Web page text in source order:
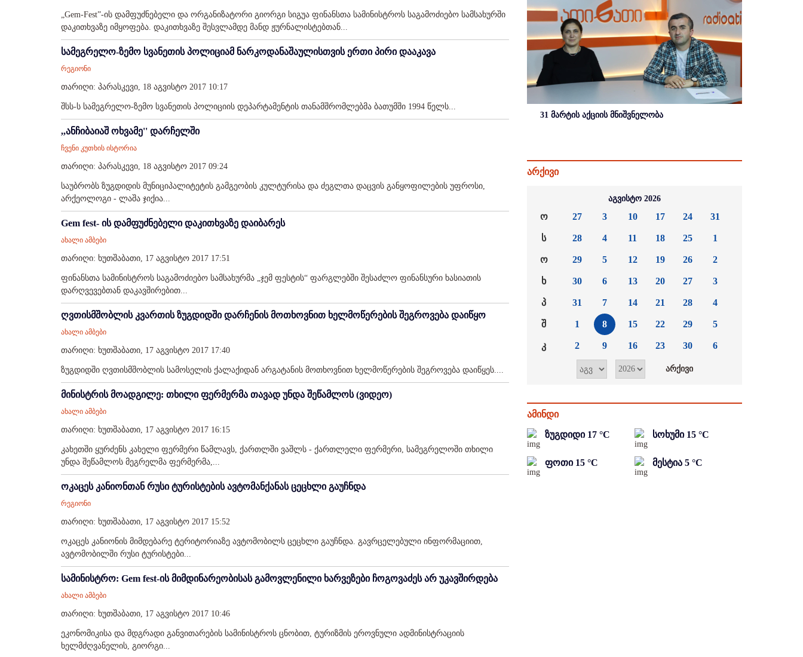
„Gem-Fest”-ის დამფუძნებელი და ორგანიზატორი გიორგი სიგუა ფინანსთა სამინისტროს საგამოძიებო სამსახურში
დაკითხვაზე იმყოფება. დაკითხვაზე შესვლამდე მანდ ჟურნალისტებთან...
სამეგრელო-ზემო სვანეთის პოლიციამ ნარკოდანაშაულისთვის ერთი პირი დააკავა
რეგიონი
თარიღი: პარასკევი, 18 აგვისტო 2017 10:17
შსს-ს სამეგრელო-ზემო სვანეთის პოლიციის დეპარტამენტის თანამშრომლებმა ბათუმში 1994 წელს...
,,ანჩიბაიაშ ოხვამე'' დარჩელში
ჩვენი კუთხის ისტორია
თარიღი: პარასკევი, 18 აგვისტო 2017 09:24
საუბრობს ზუგდიდის მუნიციპალიტეტის გამგეობის კულტურისა და ძეგლთა დაცვის განყოფილების უფროსი,
არქეოლოგი - ლაშა ჯიქია...
Gem fest- ის დამფუძნებელი დაკითხვაზე დაიბარეს
ახალი ამბები
თარიღი: ხუთშაბათი, 17 აგვისტო 2017 17:51
ფინანსთა სამინისტროს საგამოძიებო სამსახურმა „ჯემ ფესტის“ ფარგლებში შესაძლო ფინანსური ხასიათის
დარღვევებთან დაკავშირებით...
ღვთისმშობლის კვართის ზუგდიდში დარჩენის მოთხოვნით ხელმოწერების შეგროვება დაიწყო
ახალი ამბები
თარიღი: ხუთშაბათი, 17 აგვისტო 2017 17:40
ზუგდიდში ღვთისმშობლის სამოსელის ქალაქიდან არგატანის მოთხოვნით ხელმოწერების შეგროვება დაიწყეს....
მინისტრის მოადგილე: თხილი ფერმერმა თავად უნდა შეწამლოს (ვიდეო)
ახალი ამბები
თარიღი: ხუთშაბათი, 17 აგვისტო 2017 16:15
კახეთში ყურძენს კახელი ფერმერი წამლავს, ქართლში ვაშლს - ქართლელი ფერმერი, სამეგრელოში თხილი
უნდა შეწამლოს მეგრელმა ფერმერმა,...
ოკაცეს კანიონთან რუსი ტურისტების ავტომანქანას ცეცხლი გაუჩნდა
რეგიონი
თარიღი: ხუთშაბათი, 17 აგვისტო 2017 15:52
ოკაცეს კანიონის მიმდებარე ტერიტორიაზე ავტომობილს ცეცხლი გაუჩნდა. გავრცელებული ინფორმაციით,
ავტომობილში რუსი ტურისტები...
სამინისტრო: Gem fest-ის მიმდინარეობისას გამოვლენილი ხარვეზები ჩოგოვაძეს არ უკავშირდება
ახალი ამბები
თარიღი: ხუთშაბათი, 17 აგვისტო 2017 10:46
ეკონომიკისა და მდგრადი განვითარების სამინისტროს ცნობით, ტურიზმის ეროვნული ადმინისტრაციის
ხელმძღვანელის, გიორგი...
31 მარტის აქციის მნიშვნელობა
არქივი
აგვისტო 2026
ო
ს
ო
ხ
პ
შ
კ
27
28
29
30
31
1
2
3
4
5
6
7
8
9
10
11
12
13
14
15
16
17
18
19
20
21
22
23
24
25
26
27
28
29
30
31
1
2
3
4
5
6
ამინდი
ზუგდიდი 17 °C სოხუმი 15 °C
ფოთი 15 °C მესტია 5 °C